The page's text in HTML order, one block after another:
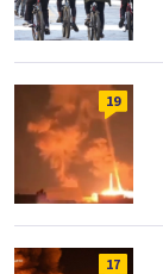
19
17